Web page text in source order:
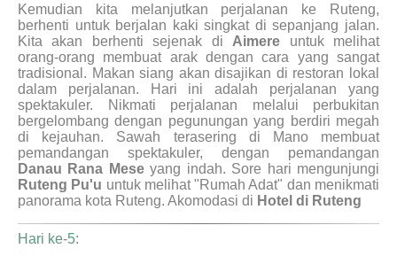
Kemudian kita melanjutkan perjalanan ke Ruteng,
berhenti untuk berjalan kaki singkat di sepanjang jalan.
Kita akan berhenti sejenak di Aimere untuk melihat
orang-orang membuat arak dengan cara yang sangat
tradisional. Makan siang akan disajikan di restoran lokal
dalam perjalanan. Hari ini adalah perjalanan yang
spektakuler. Nikmati perjalanan melalui perbukitan
bergelombang dengan pegunungan yang berdiri megah
di kejauhan. Sawah terasering di Mano membuat
pemandangan spektakuler, dengan pemandangan
Danau Rana Meseyang indah. Sore hari mengunjungi
Ruteng Pu'u untuk melihat "Rumah Adat" dan menikmati
panorama kota Ruteng. Akomodasi di Hotel di Ruteng
Hari ke-5: